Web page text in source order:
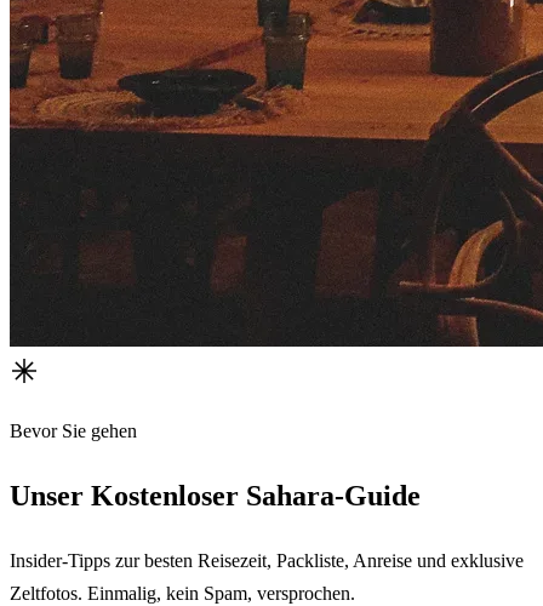
Bevor Sie gehen
Unser Kostenloser Sahara-Guide
Insider-Tipps zur besten Reisezeit, Packliste, Anreise und exklusive
Zeltfotos. Einmalig, kein Spam, versprochen.